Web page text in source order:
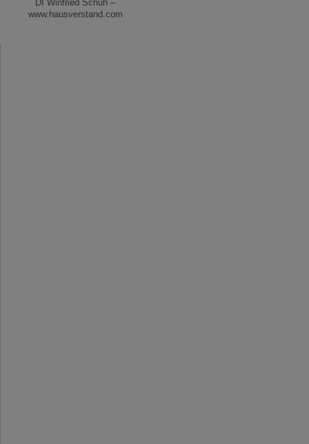
DI Winfried Schuh –
www.hausverstand.com